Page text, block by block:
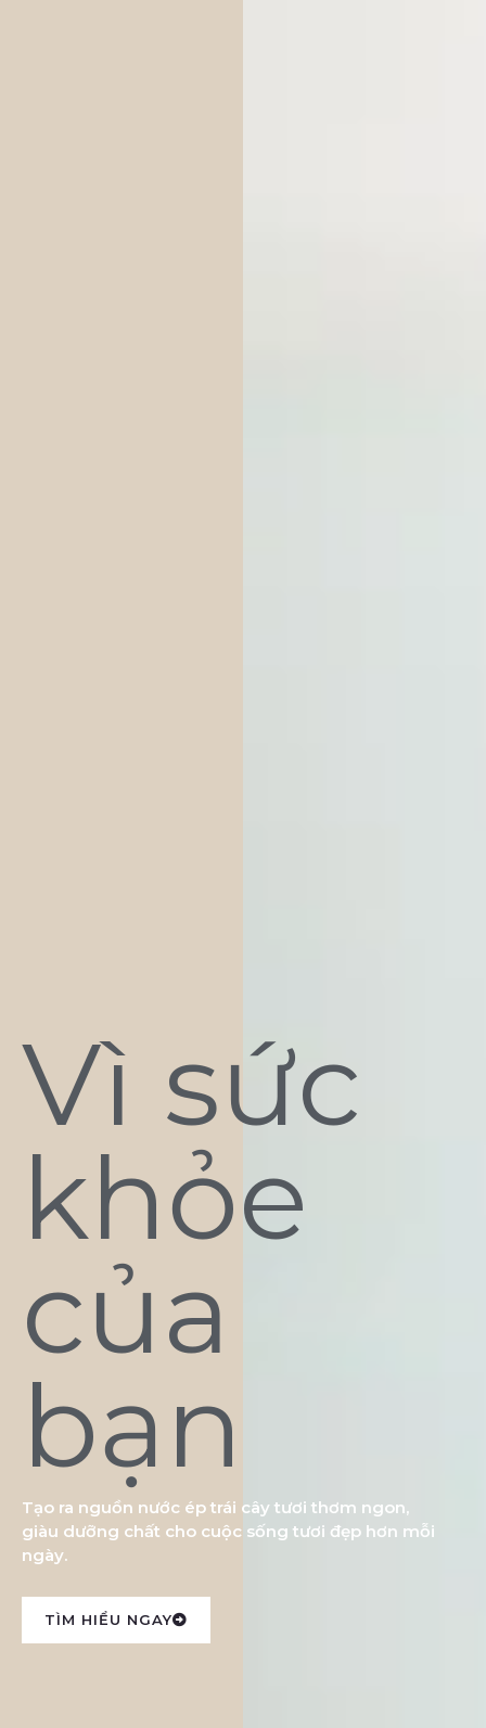
Vì sức
khỏe
của
bạn
Tạo ra nguồn nước ép trái cây tươi thơm ngon,
giàu dưỡng chất cho cuộc sống tươi đẹp hơn mỗi
ngày.
TÌM HIỂU NGAY